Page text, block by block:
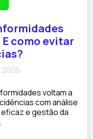
como evitar
2026
voltam a
com análise
e gestão da